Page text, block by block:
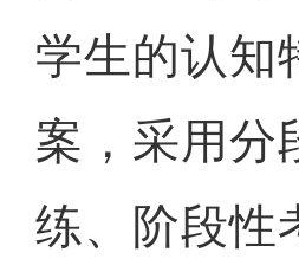
学生的认知
案，采用分
练、阶段性